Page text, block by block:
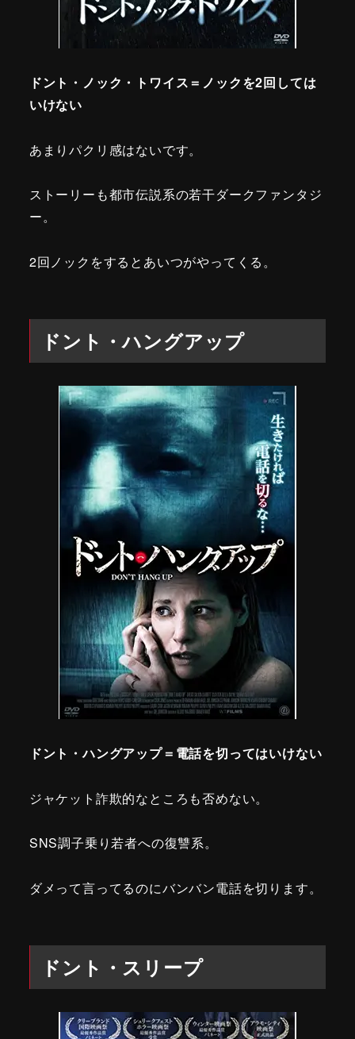
ドント・ノック・トワイス＝ノックを2回しては
いけない
あまりパクリ感はないです。
ストーリーも都市伝説系の若干ダークファンタジ
ー。
2回ノックをするとあいつがやってくる。
ドント・ハングアップ
ドント・ハングアップ＝電話を切ってはいけない
ジャケット詐欺的なところも否めない。
SNS調子乗り若者への復讐系。
ダメって言ってるのにバンバン電話を切ります。
ドント・スリープ